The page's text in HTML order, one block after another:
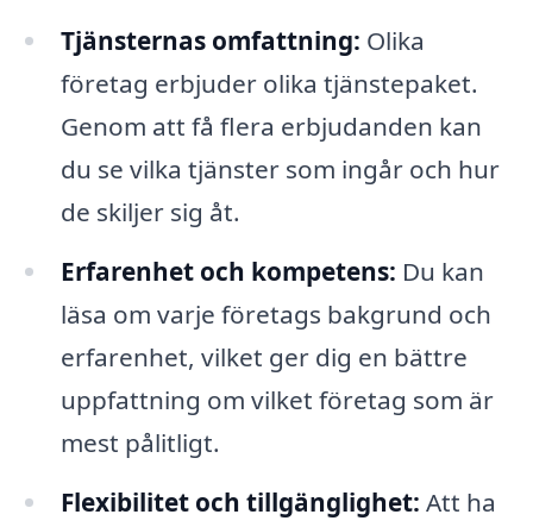
Tjänsternas omfattning: Olika
företag erbjuder olika tjänstepaket.
Genom att få flera erbjudanden kan
du se vilka tjänster som ingår och hur
de skiljer sig åt.
Erfarenhet och kompetens: Du kan
läsa om varje företags bakgrund och
erfarenhet, vilket ger dig en bättre
uppfattning om vilket företag som är
mest pålitligt.
Flexibilitet och tillgänglighet: Att ha